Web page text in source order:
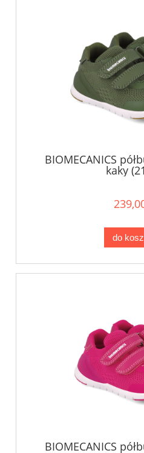
BIOMECANICS
kaky
do
BIOMECANICS